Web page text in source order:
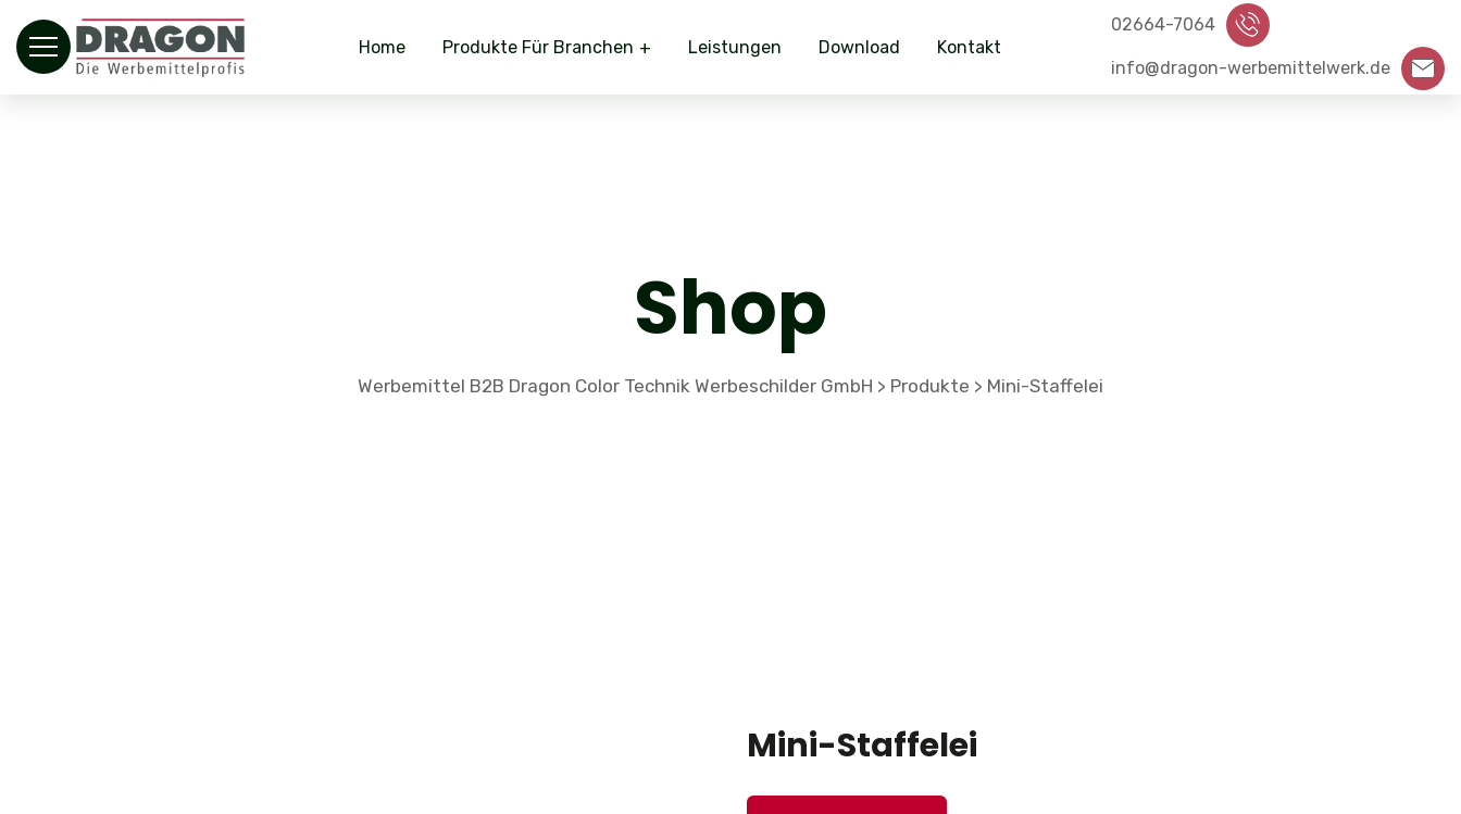
Home Produkte Für Branchen Leistungen Download Kontakt
02664-7064
info@dragon-werbemittelwerk.de
Shop
Werbemittel B2B Dragon Color Technik Werbeschilder GmbH > Produkte > Mini-Staffelei
Mini-Staffelei